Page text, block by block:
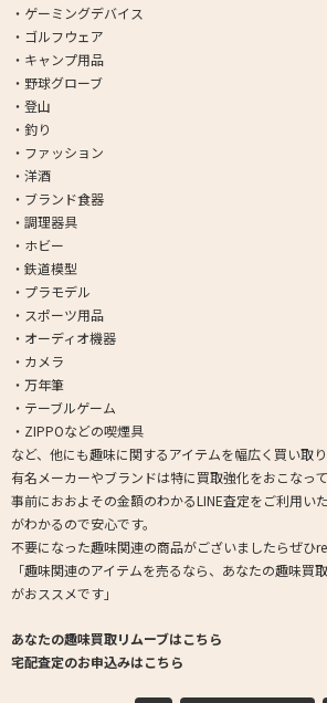
・ゲーミングデバイス
・ゴルフウェア
・キャンプ用品
・野球グローブ
・登山
・釣り
・ファッション
・洋酒
・ブランド食器
・調理器具
・ホビー
・鉄道模型
・プラモデル
・スポーツ用品
・オーディオ機器
・カメラ
・万年筆
・テーブルゲーム
・ZIPPOなどの喫煙具
など、他にも趣味に関するアイテムを幅広く買い取り
有名メーカーやブランドは特に買取強化をおこなって
事前におおよその金額のわかるLINE査定をご利用い
がわかるので安心です。
不要になった趣味関連の商品がございましたらぜひ
「趣味関連のアイテムを売るなら、あなたの趣味買
がおススメです」
あなたの趣味買取リムーブはこちら
宅配査定のお申込みはこちら